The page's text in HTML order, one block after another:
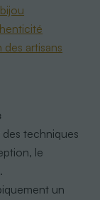
artisans
techniques
le
un